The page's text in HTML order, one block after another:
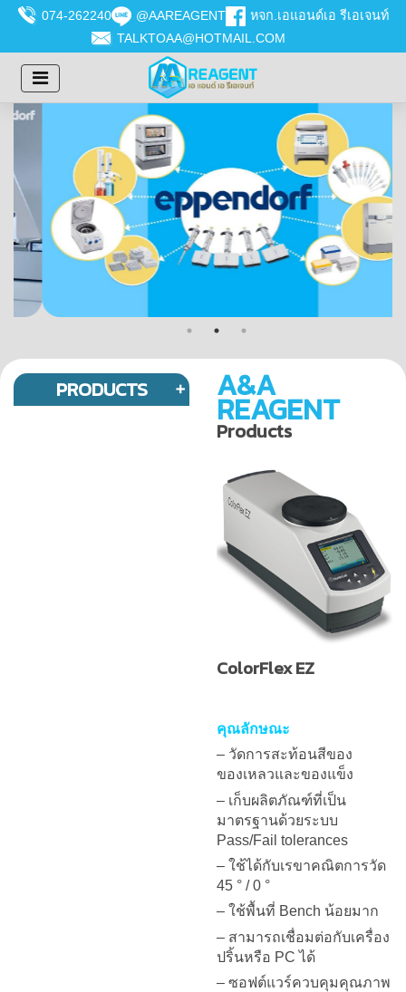
074-262240 @AAREAGENT
หจก.เอแอนด์เอ รีเอเจนท์
TALKTOAA@HOTMAIL.COM
PRODUCTS A&A
REAGENT
Products
ColorFlex EZ
คุณลักษณะ
– วัดการสะท้อนสีของ
ของเหลวและของแข็ง
– เก็บผลิตภัณฑ์ที่เป็น
มาตรฐานด้วยระบบ
Pass/Fail tolerances
– ใช้ได้กับเรขาคณิตการวัด
45 ° / 0 °
– ใช้พื้นที่ Bench น้อยมาก
– สามารถเชื่อมต่อกับเครื่อง
ปริ้นหรือ PC ได้
– ซอฟต์แวร์ควบคุมคุณภาพ